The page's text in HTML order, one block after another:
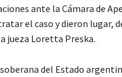
ante la Cámara de
el caso y dieron lugar,
jueza Loretta Preska.
del Estado